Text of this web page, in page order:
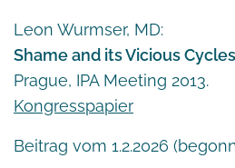
Leon Wurmser, MD:
Shame and its Vicious Cycles
Prague, IPA Meeting 2013.
Kongresspapier
Beitrag vom 1.2.2026